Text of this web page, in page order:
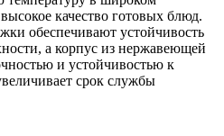
качество готовых блюд.
обеспечивают устойчивость
а корпус из нержавеющей
и устойчивостью к
срок службы